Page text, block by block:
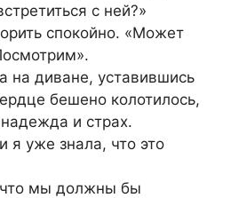
с ней?»
спокойно. «Может
на диване, уставившись
бешено колотилось,
и страх.
я уже знала, что это
что мы должны бы